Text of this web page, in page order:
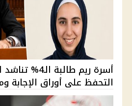
أسرة ريم طالبة
التحفظ على أوراق الإجابة